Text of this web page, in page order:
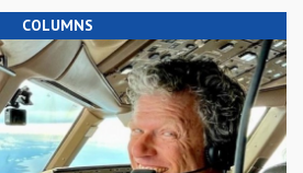
COLUMNS